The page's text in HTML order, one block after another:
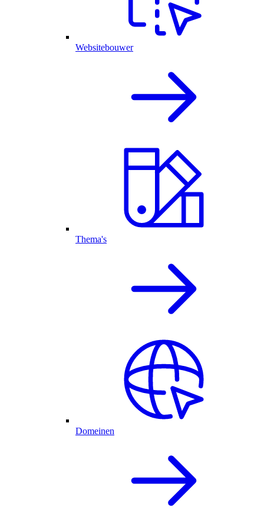
Websitebouwer
Thema's
Domeinen